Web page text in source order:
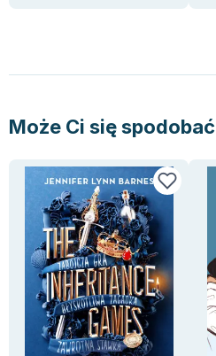
Jacek Walkiewicz
Może Ci się spodobać